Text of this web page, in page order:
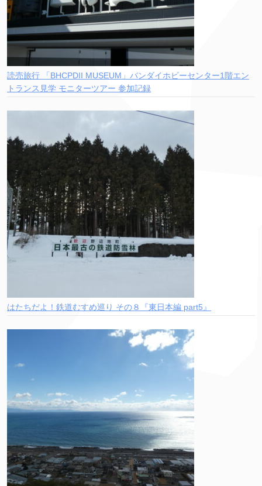
読売旅行 「BHCPDII MUSEUM」バンダイホビーセンター1階エン
トランス見学 モニターツアー 参加記録
はたちだよ！鉄道むすめ巡り その８『東日本編 part5』